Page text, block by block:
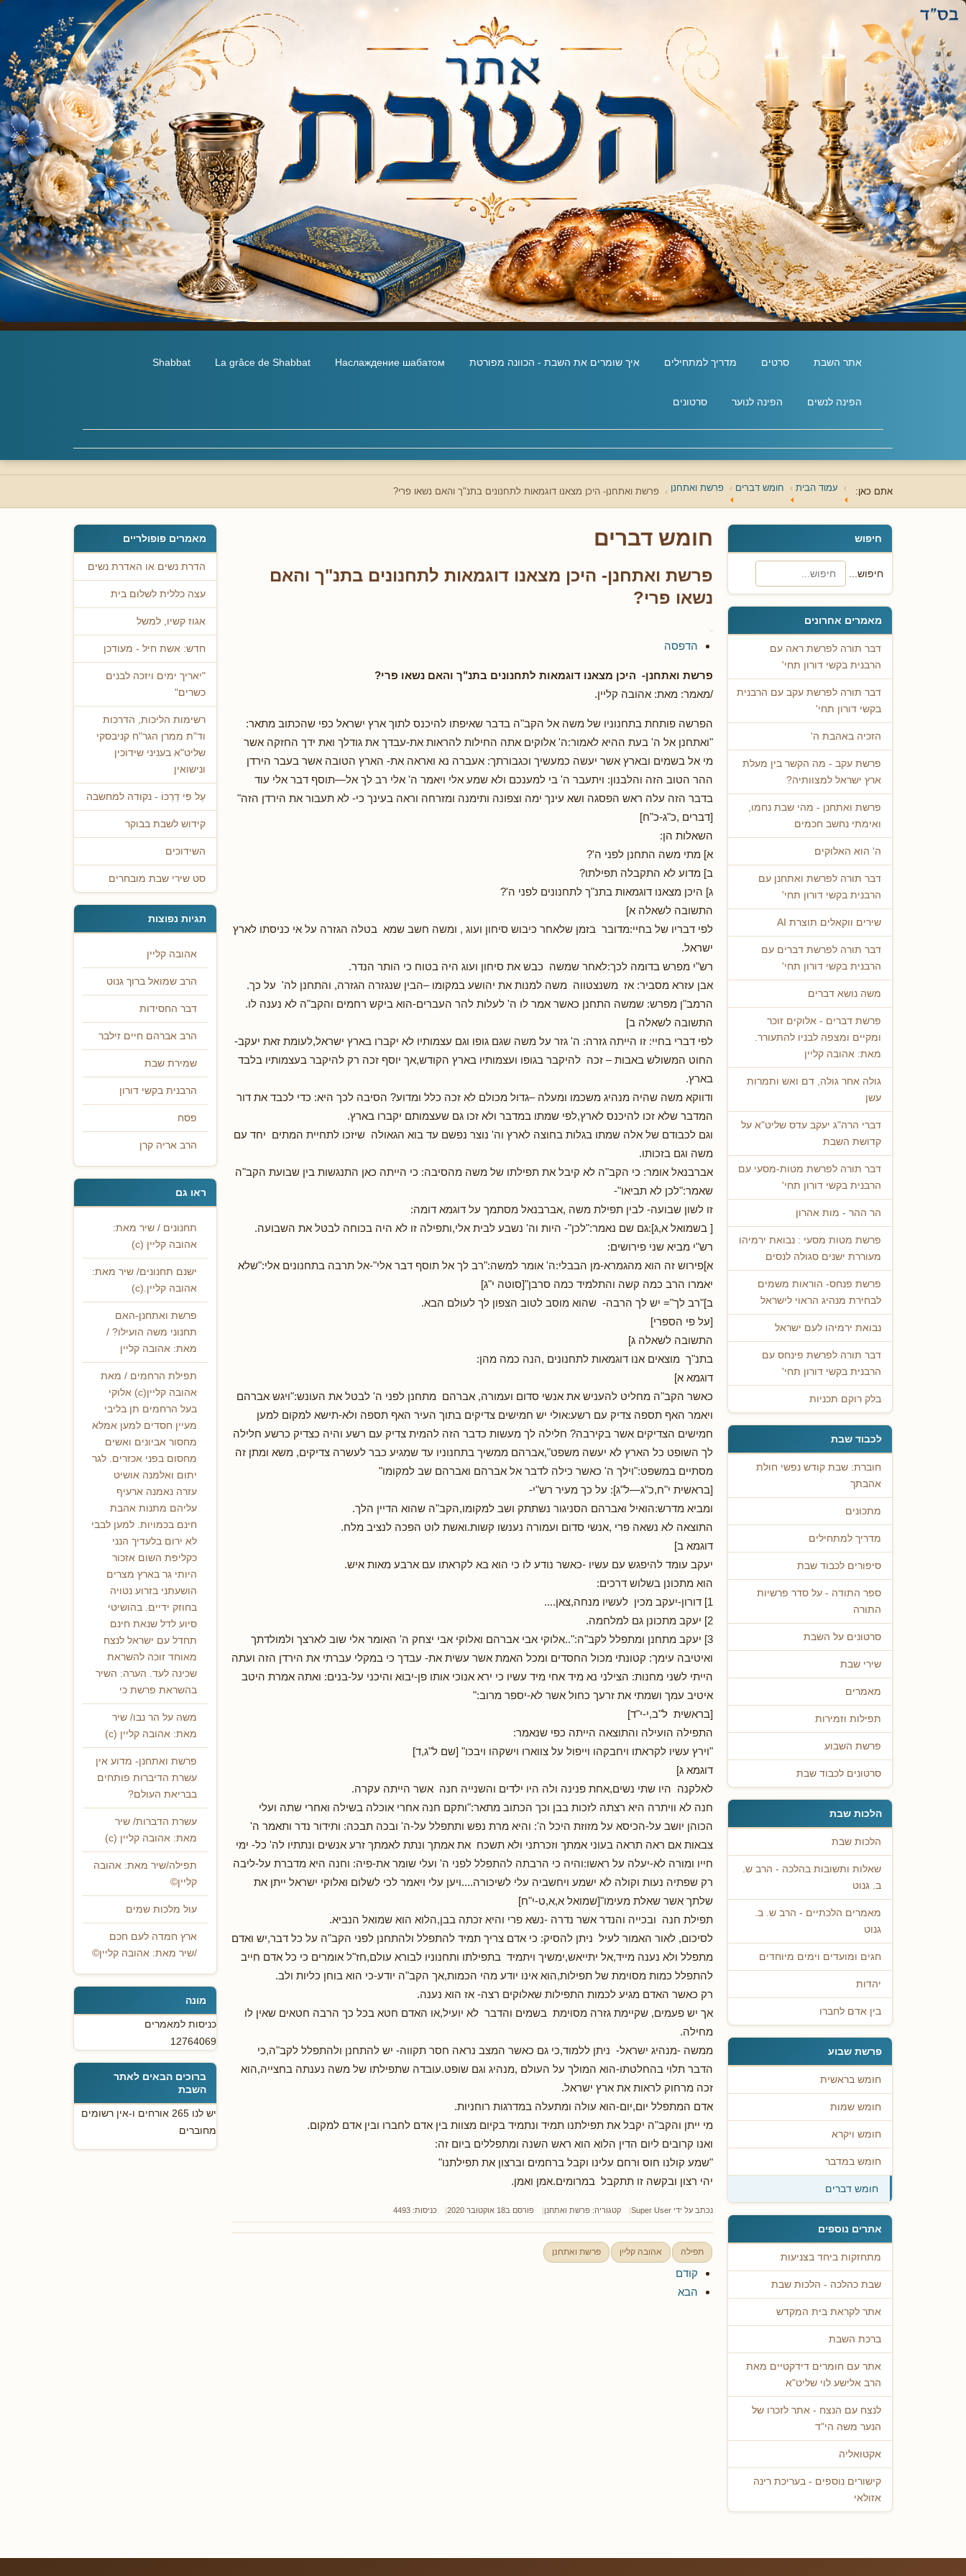
אתר השבת סרטים מדריך למתחילים איך שומרים את השבת - הכוונה מפורטת Наслаждение шабатом
La grâce de Shabbat
Shabbat
הפינה לנשים הפינה לנוער סרטונים
אתם כאן: עמוד הבית חומש דברים פרשת ואתחנן פרשת ואתחנן- היכן מצאנו דוגמאות לתחנונים בתנ"ך והאם נשאו פרי?
חיפוש
חיפוש...
מאמרים אחרונים
דבר תורה לפרשת ראה עם
הרבנית בקשי דורון תחי'
דבר תורה לפרשת עקב עם הרבנית
בקשי דורון תחי'
הזכיה באהבת ה'
פרשת עקב - מה הקשר בין מעלת
ארץ ישראל למצוותיה?
פרשת ואתחנן - מהי שבת נחמו,
ואימתי נחשב חכמים
ה' הוא האלוקים
דבר תורה לפרשת ואתחנן עם
הרבנית בקשי דורון תחי'
שירים ווקאלים תוצרת AI
דבר תורה לפרשת דברים עם
הרבנית בקשי דורון תחי'
משה נושא דברים
פרשת דברים - אלוקים זוכר
ומקיים ומצפה לבניו להתעורר.
מאת: אהובה קליין
גולה אחר גולה, דם ואש ותמרות
עשן
דברי הרה"ג יעקב עדס שליט"א על
קדושת השבת
דבר תורה לפרשת מטות-מסעי עם
הרבנית בקשי דורון תחי'
הר ההר - מות אהרון
פרשת מטות מסעי : נבואת ירמיהו
מעוררת ישנים סגולה לנסים
פרשת פנחס- הוראות משמים
לבחירת מנהיג הראוי לישראל
נבואת ירמיהו לעם ישראל
דבר תורה לפרשת פינחס עם
הרבנית בקשי דורון תחי'
בלק רוקם תכניות
לכבוד שבת
חוברת: שבת קודש נפשי חולת
אהבתך
מתכונים
מדריך למתחילים
סיפורים לכבוד שבת
ספר התודה - על סדר פרשיות
התורה
סרטונים על השבת
שירי שבת
מאמרים
תפילות וזמירות
פרשת השבוע
סרטונים לכבוד שבת
הלכות שבת
הלכות שבת
שאלות ותשובות בהלכה - הרב ש.
ב. גנוט
מאמרים הלכתיים - הרב ש. ב.
גנוט
חגים ומועדים וימים מיוחדים
יהדות
בין אדם לחברו
פרשת שבוע
חומש בראשית
חומש שמות
חומש ויקרא
חומש במדבר
חומש דברים
אתרים נוספים
מתחזקות ביחד בצניעות
שבת כהלכה - הלכות שבת
אתר לקראת בית המקדש
ברכת השבת
אתר עם חומרים דידקטיים מאת
הרב אלישע לוי שליט"א
לנצח עם הנצח - אתר לזכרו של
הנער משה הי"ד
אקטואליה
קישורים נוספים - בעריכת רינה
אזולאי
חומש דברים
פרשת ואתחנן- היכן מצאנו דוגמאות לתחנונים בתנ"ך והאם
נשאו פרי?
הדפסה
פרשת ואתחנן- היכן מצאנו דוגמאות לתחנונים בתנ"ך והאם נשאו פרי?
/מאמר: מאת: אהובה קליין.
הפרשה פותחת בתחנוניו של משה אל הקב"ה בדבר שאיפתו להיכנס לתוך ארץ ישראל כפי שהכתוב מתאר:
"ואתחנן אל ה' בעת ההיא לאמור:ה' אלוקים אתה החילות להראות את-עבדך את גודלך ואת ידך החזקה אשר
מי אל בשמים ובארץ אשר יעשה כמעשיך וכגבורתך: אעברה נא ואראה את- הארץ הטובה אשר בעבר הירדן
ההר הטוב הזה והלבנון: ויתעבר ה' בי למענכם ולא שמע אלי ויאמר ה' אלי רב לך אל—תוסף דבר אלי עוד
בדבר הזה עלה ראש הפסגה ושא עינך ימה וצפונה ותימנה ומזרחה וראה בעינך כי- לא תעבור את הירדן הזה"
[דברים ,כ"ג-כ"ח]
השאלות הן:
א] מתי משה התחנן לפני ה'?
ב] מדוע לא התקבלה תפילתו?
ג] היכן מצאנו דוגמאות בתנ"ך לתחנונים לפני ה'?
התשובה לשאלה א]
לפי דבריו של בחיי:מדובר בזמן שלאחר כיבוש סיחון ועוג , ומשה חשב שמא בטלה הגזרה על אי כניסתו לארץ
ישראל.
רש"י מפרש בדומה לכך:לאחר שמשה כבש את סיחון ועוג היה בטוח כי הותר הנדר.
אבן עזרא מסביר: אז משנצטווה משה למנות את יהושע במקומו –הבין שנגזרה הגזרה, והתחנן לה' על כך.
הרמב"ן מפרש: שמשה התחנן כאשר אמר לו ה' לעלות להר העברים-הוא ביקש רחמים והקב"ה לא נענה לו.
התשובה לשאלה ב]
לפי דברי בחיי: זו הייתה גזרה: ה' גזר על משה שגם גופו וגם עצמותיו לא יקברו בארץ ישראל,לעומת זאת יעקב-
החוט המשולש באבות – זכה להיקבר בגופו ועצמותיו בארץ הקודש,אך יוסף זכה רק להיקבר בעצמותיו בלבד
בארץ.
ודווקא משה שהיה מנהיג משכמו ומעלה –גדול מכולם לא זכה כלל ומדוע? הסיבה לכך היא: כדי לכבד את דור
המדבר שלא זכו להיכנס לארץ,לפי שמתו במדבר ולא זכו גם שעצמותם יקברו בארץ.
וגם לכבודם של אלה שמתו בגלות בחוצה לארץ וה' נוצר נפשם עד בוא הגאולה שיזכו לתחיית המתים יחד עם
משה וגם בזכותו.
אברבנאל אומר: כי הקב"ה לא קיבל את תפילתו של משה מהסיבה: כי הייתה כאן התנגשות בין שבועת הקב"ה
שאמר:"לכן לא תביאו"-
זו לשון שבועה- לבין תפילת משה ,אברבנאל מסתמך על דוגמא דומה:
[ בשמואל א,ג]:גם שם נאמר:"לכן"- היות וה' נשבע לבית אלי,ותפילה זו לא היה בכוחה לבטל את השבועה.
רש"י מביא שני פירושים:
א]פירוש זה הוא מהגמרא-מן הבבלי:ה' אומר למשה:"רב לך אל תוסף דבר אלי"-אל תרבה בתחנונים אלי:"שלא
יאמרו הרב כמה קשה והתלמיד כמה סרבן"[סוטה י"ג]
ב]"רב לך"= יש לך הרבה- שהוא מוסב לטוב הצפון לך לעולם הבא.
[על פי הספרי]
התשובה לשאלה ג]
בתנ"ך מוצאים אנו דוגמאות לתחנונים ,הנה כמה מהן:
דוגמא א]
כאשר הקב"ה מחליט להעניש את אנשי סדום ועמורה, אברהם מתחנן לפני ה' לבטל את העונש:"ויגש אברהם
ויאמר האף תספה צדיק עם רשע:אולי יש חמישים צדיקים בתוך העיר האף תספה ולא-תישא למקום למען
חמישים הצדיקים אשר בקירבה? חלילה לך מעשות כדבר הזה להמית צדיק עם רשע והיה כצדיק כרשע חלילה
לך השופט כל הארץ לא יעשה משפט",אברהם ממשיך בתחנוניו עד שמגיע כבר לעשרה צדיקים, משא ומתן זה
מסתיים במשפט:"וילך ה' כאשר כילה לדבר אל אברהם ואברהם שב למקומו"
[בראשית י"ח,כ"ג—ל"ג]: על כך מעיר רש"י-
ומביא מדרש:הואיל ואברהם הסניגור נשתתק ושב למקומו,הקב"ה שהוא הדיין הלך.
התוצאה לא נשאה פרי ,אנשי סדום ועמורה נענשו קשות.ואשת לוט הפכה לנציב מלח.
דוגמא ב]
יעקב עומד להיפגש עם עשיו -כאשר נודע לו כי הוא בא לקראתו עם ארבע מאות איש.
הוא מתכונן בשלוש דרכים:
1] דורון-יעקב מכין לעשיו מנחה,צאן....
2] יעקב מתכונן גם למלחמה.
3] יעקב מתחנן ומתפלל לקב"ה:"..אלוקי אבי אברהם ואלוקי אבי יצחק ה' האומר אלי שוב לארצך ולמולדתך
ואיטיבה עימך: קטונתי מכול החסדים ומכל האמת אשר עשית את- עבדך כי במקלי עברתי את הירדן הזה ועתה
הייתי לשני מחנות: הצילני נא מיד אחי מיד עשיו כי ירא אנוכי אותו פן-יבוא והיכני על-בנים: ואתה אמרת היטב
איטיב עמך ושמתי את זרעך כחול אשר לא-יספר מרוב:"
[בראשית ל"ב,י-י"ד]
התפילה הועילה והתוצאה הייתה כפי שנאמר:
"וירץ עשיו לקראתו ויחבקהו וייפול על צווארו וישקהו ויבכו" [שם ל"ג,ד]
דוגמא ג]
לאלקנה היו שתי נשים,אחת פנינה ולה היו ילדים והשנייה חנה אשר הייתה עקרה.
חנה לא וויתרה היא רצתה לזכות בבן וכך הכתוב מתאר:"ותקם חנה אחרי אוכלה בשילה ואחרי שתה ועלי
הכוהן יושב על-הכיסא על מזוזת היכל ה': והיא מרת נפש ותתפלל על-ה' ובכה תבכה: ותידור נדר ותאמר ה'
צבאות אם ראה תראה בעוני אמתך וזכרתני ולא תשכח את אמתך ונתת לאמתך זרע אנשים ונתתיו לה' כל- ימי
חייו ומורה לא-יעלה על ראשו:והיה כי הרבתה להתפלל לפני ה' ועלי שומר את-פיה: וחנה היא מדברת על-ליבה
רק שפתיה נעות וקולה לא ישמע ויחשביה עלי לשיכורה....ויען עלי ויאמר לכי לשלום ואלוקי ישראל ייתן את
שלתך אשר שאלת מעימו"[שמואל א,א,ט-י"ח]
תפילת חנה ובכייה והנדר אשר נדרה -נשא פרי והיא זכתה בבן,הלוא הוא שמואל הנביא.
לסיכום, לאור האמור לעיל ניתן להסיק: כי אדם צריך תמיד להתפלל ולהתחנן לפני הקב"ה על כל דבר,יש ואדם
מתפלל ולא נענה מייד,אל יתייאש,ימשיך ויתמיד בתפילתו ותחנוניו לבורא עולם,חז"ל אומרים כי כל אדם חייב
להתפלל כמות מסוימת של תפילות,הוא אינו יודע מהי הכמות,אך הקב"ה יודע-כי הוא בוחן כליות ולב.
רק כאשר האדם מגיע לכמות התפילות שאלוקים רצה- אז הוא נענה.
אך יש פעמים, שקיימת גזרה מסוימת בשמים והדבר לא יועיל,או האדם חטא בכל כך הרבה חטאים שאין לו
מחילה.
ממשה -מנהיג ישראל- ניתן ללמוד,כי גם כאשר המצב נראה חסר תקווה- יש להתחנן ולהתפלל לקב"ה,כי
הדבר תלוי בהחלטתו-הוא המולך על העולם ,מנהיג וגם שופט.עובדה שתפילתו של משה נענתה בחצייה,הוא
זכה מרחוק לראות את ארץ ישראל.
אדם המתפלל יום,יום-הוא עולה ומתעלה במדרגות רוחניות.
מי ייתן והקב"ה יקבל את תפילתנו תמיד ונתמיד בקיום מצוות בין אדם לחברו ובין אדם למקום.
ואנו קרובים ליום הדין הלוא הוא ראש השנה ומתפללים ביום זה:
"שמע קולנו חוס ורחם עלינו וקבל ברחמים וברצון את תפילתנו"
יהי רצון ובקשה זו תתקבל במרומים.אמן ואמן.
נכתב על ידי Super User קטגוריה: פרשת ואתחנן פורסם ב18 אוקטובר 2020 כניסות: 4493
תפילה אהובה קליין פרשת ואתחנן
קודם
הבא
מאמרים פופולריים
הדרת נשים או האדרת נשים
עצה כללית לשלום בית
אגוז קשיו, למשל
חדש: אשת חיל - מעודכן
"יאריך ימים ויזכה לבנים
כשרים"
רשימות הליכות, הדרכות
וד"ת ממרן הגר"ח קניבסקי
שליט"א בעניני שידוכין
ונישואין
עַל פִּי דַרְכּוֹ - נקודה למחשבה
קידוש לשבת בבוקר
השידוכים
סט שירי שבת מובחרים
תגיות נפוצות
אהובה קליין
הרב שמואל ברוך גנוט
דבר החסידות
הרב אברהם חיים זילבר
שמירת שבת
הרבנית בקשי דורון
פסח
הרב אריה קרן
ראו גם
תחנונים / שיר מאת:
אהובה קליין (c)
ישנם תחנונים/ שיר מאת:
אהובה קליין.(c)
פרשת ואתחנן-האם
תחנוני משה הועילו? /
מאת: אהובה קליין
תפילת הרחמים / מאת
אהובה קליין(c) אלוקי
בעל הרחמים תן בליבי
מעיין חסדים למען אמלא
מחסור אביונים ואשים
מחסום בפני אכזרים. לגר
יתום ואלמנה אושיט
עזרה נאמנה ארעיף
עליהם מתנות אהבת
חינם בכמויות. למען לבבי
לא ירום בלעדיך הנני
כקליפת השום אזכור
היותי גר בארץ מצרים
הושעתני בזרוע נטויה
בחוזק ידיים. בהושיטי
סיוע לדל שנאת חינם
תחדל עם ישראל לנצח
מאוחד זוכה להשראת
שכינה לעד. הערה: השיר
בהשראת פרשת כי
משה על הר נבו/ שיר
מאת: אהובה קליין (c)
פרשת ואתחנן- מדוע אין
עשרת הדיברות פותחים
בבריאת העולם?
עשרת הדברות/ שיר
מאת: אהובה קליין (c)
תפילה/שיר מאת: אהובה
קליין©
עול מלכות שמים
ארץ חמדה לעם חכם
/שיר מאת: אהובה קליין©
מונה
כניסות למאמרים
12764069
ברוכים הבאים לאתר
השבת
יש לנו 265 אורחים ו-אין רשומים
מחוברים